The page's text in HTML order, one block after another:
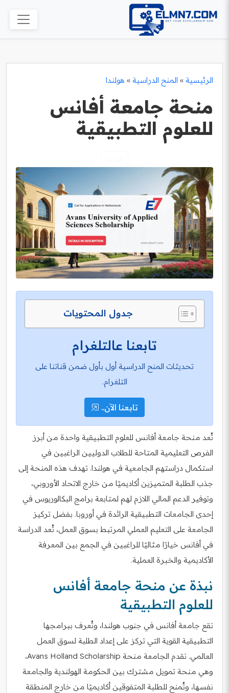
الرئيسية » المنح الدراسية » هولندا
منحة جامعة أفانس
للعلوم التطبيقية
جدول المحتويات
تابعنا عالتلغرام
تحديثات المنح الدراسية أول بأول ضمن قناتنا على
التلغرام.
تابعنا الآن..
تُعد منحة جامعة أفانس للعلوم التطبيقية واحدة من أبرز
الفرص التعليمية المتاحة للطلاب الدوليين الراغبين في
استكمال دراستهم الجامعية في هولندا. تهدف هذه المنحة إلى
جذب الطلبة المتميزين أكاديميًا من خارج الاتحاد الأوروبي،
وتوفير الدعم المالي اللازم لهم لمتابعة برامج البكالوريوس في
إحدى الجامعات التطبيقية الرائدة في أوروبا. بفضل تركيز
الجامعة على التعليم العملي المرتبط بسوق العمل، تُعد الدراسة
في أفانس خيارًا مثاليًا للراغبين في الجمع بين المعرفة
الأكاديمية والخبرة العملية.
نبذة عن منحة جامعة أفانس
للعلوم التطبيقية
تقع جامعة أفانس في جنوب هولندا، وتُعرف ببرامجها
التطبيقية القوية التي تركز على إعداد الطلبة لسوق العمل
العالمي. تقدم الجامعة منحة Avans Holland Scholarship،
وهي منحة تمويل مشترك بين الحكومة الهولندية والجامعة
نفسها، وتُمنح للطلبة المتفوقين أكاديميًا من خارج المنطقة